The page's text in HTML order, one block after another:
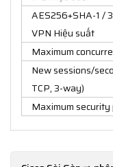
AES256+SHA-1 /
VPN Hiệu suất
Maximum
New sessions/
TCP, 3-way)
Maximum security